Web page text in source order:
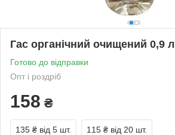
Гас органічний очищений 0,9 л
Готово до відправки
Опт і роздріб
158 ₴
135 ₴ від 5 шт. 115 ₴ від 20 шт.